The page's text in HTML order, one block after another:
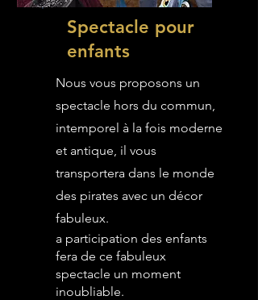
Spectacle pour
enfants
Nous vous proposons un
spectacle hors du commun,
intemporel à la fois moderne
et antique, il vous
transportera dans le monde
des pirates avec un décor
fabuleux.
a participation des enfants
fera de ce fabuleux
spectacle un moment
inoubliable.